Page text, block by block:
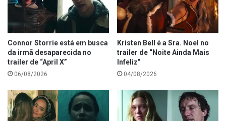
Connor Storrie está em busca
da irmã desaparecida no
trailer de “April X”
06/08/2026
Kristen Bell é a Sra. Noel no
trailer de “Noite Ainda Mais
Infeliz”
04/08/2026